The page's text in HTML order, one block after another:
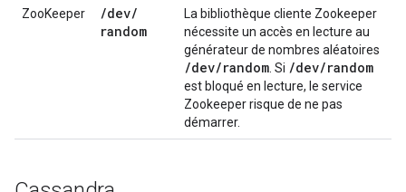
ZooKeeper /dev/
random
La bibliothèque cliente Zookeeper
nécessite un accès en lecture au
générateur de nombres aléatoires
/dev/random . Si /dev/random
est bloqué en lecture, le service
Zookeeper risque de ne pas
démarrer.